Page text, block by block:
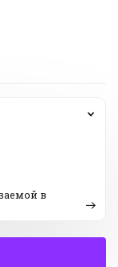
в